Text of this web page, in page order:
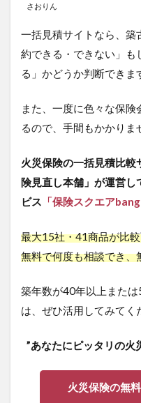
さおりん
一括見積サイトなら、築
約できる・できない」も
る」かどうか判断できま
また、一度に色々な保
るので、手間もかかりま
火災保険の一括見積比
険見直し本舗」が運営し
ビス 「保険スクエア
最大15社・41商品が比
無料で何度も相談でき、
築年数が40年以上また
は、ぜひ活用してみてく
”あなたにピッタリの火
火災保険の無